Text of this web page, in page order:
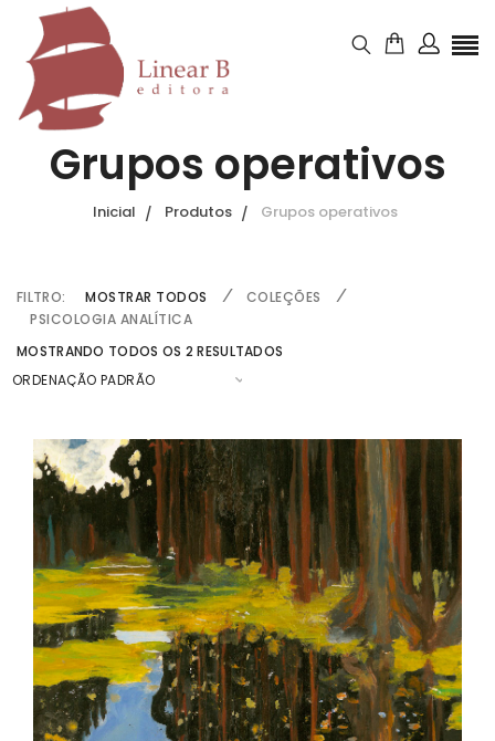
Grupos operativos
Inicial Produtos Grupos operativos
FILTRO: MOSTRAR TODOS
COLEÇÕES
PSICOLOGIA ANALÍTICA
MOSTRANDO TODOS OS 2 RESULTADOS